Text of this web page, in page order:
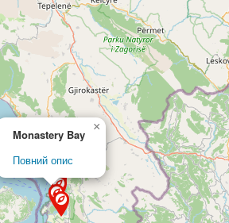
Monastery Bay
Повний опис
×